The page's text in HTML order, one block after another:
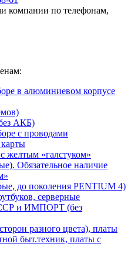
компании по телефонам,
в алюминиевом корпусе
АКБ)
с проводами
желтым «галстуком»
Обязательное наличие
до поколения PENTIUM 4)
серверные
и ИМПОРТ (без
разного цвета), платы
быт.техник, платы с